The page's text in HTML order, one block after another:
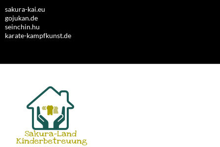
sakura-kai.eu
gojukan.de
seinchin.hu
karate-kampfkunst.de